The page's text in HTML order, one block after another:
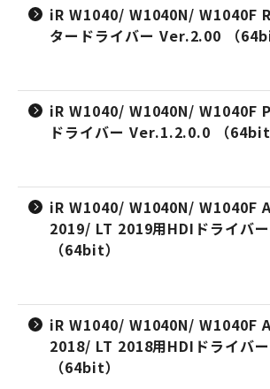
iR W1040/ W1040N/ W1040F
タードライバー Ver.2.00 （
iR W1040/ W1040N/ W1040F
ドライバー Ver.1.2.0.0 （64bit
iR W1040/ W1040N/ W1040F
2019/ LT 2019用HDIドライバ
（64bit）
iR W1040/ W1040N/ W1040F
2018/ LT 2018用HDIドライバ
（64bit）